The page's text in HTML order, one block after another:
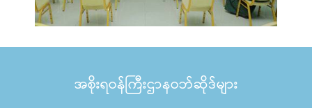
အစိုးရဝန်ကြီးဌာနဝဘ်ဆိုဒ်များ